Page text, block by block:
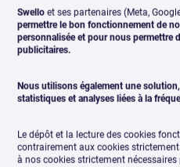
Swello et ses partenaires (Meta,
permettre le bon fonctionnement de
personnalisée et pour nous permettre
publicitaires.
Nous utilisons également une
statistiques et analyses liées à la
Le dépôt et la lecture des cookies
contrairement aux cookies
à nos cookies strictement